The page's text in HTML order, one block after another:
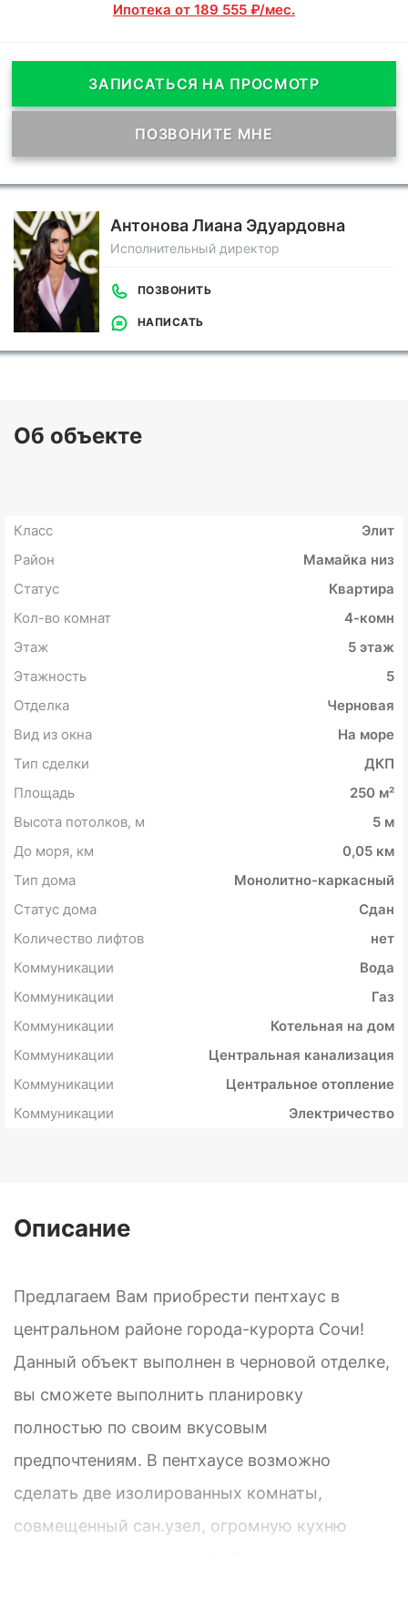
Ипотека от 189 555 ₽/мес.
ЗАПИСАТЬСЯ НА ПРОСМОТР
ПОЗВОНИТЕ МНЕ
Антонова Лиана Эдуардовна
Исполнительный директор
ПОЗВОНИТЬ
НАПИСАТЬ
Об объекте
Класс
Элит
Район
Мамайка низ
Статус
Квартира
Кол-во комнат
4-комн
Этаж
5 этаж
Этажность
5
Отделка
Черновая
Вид из окна
На море
Тип сделки
ДКП
Площадь
250 м²
Высота потолков, м
5 м
До моря, км
0,05 км
Тип дома
Монолитно-каркасный
Статус дома
Сдан
Количество лифтов
нет
Коммуникации
Вода
Коммуникации
Газ
Коммуникации
Котельная на дом
Коммуникации
Центральная канализация
Коммуникации
Центральное отопление
Коммуникации
Электричество
Описание
Предлагаем Вам приобрести пентхаус в
центральном районе города-курорта Сочи!
Данный объект выполнен в черновой отделке,
вы сможете выполнить планировку
полностью по своим вкусовым
предпочтениям. В пентхаусе возможно
сделать две изолированных комнаты,
совмещенный сан.узел, огромную кухню